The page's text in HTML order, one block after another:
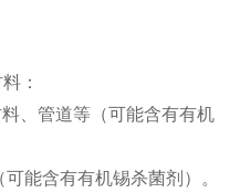
：
、管道等（可能含有有机
能含有有机锡杀菌剂）。